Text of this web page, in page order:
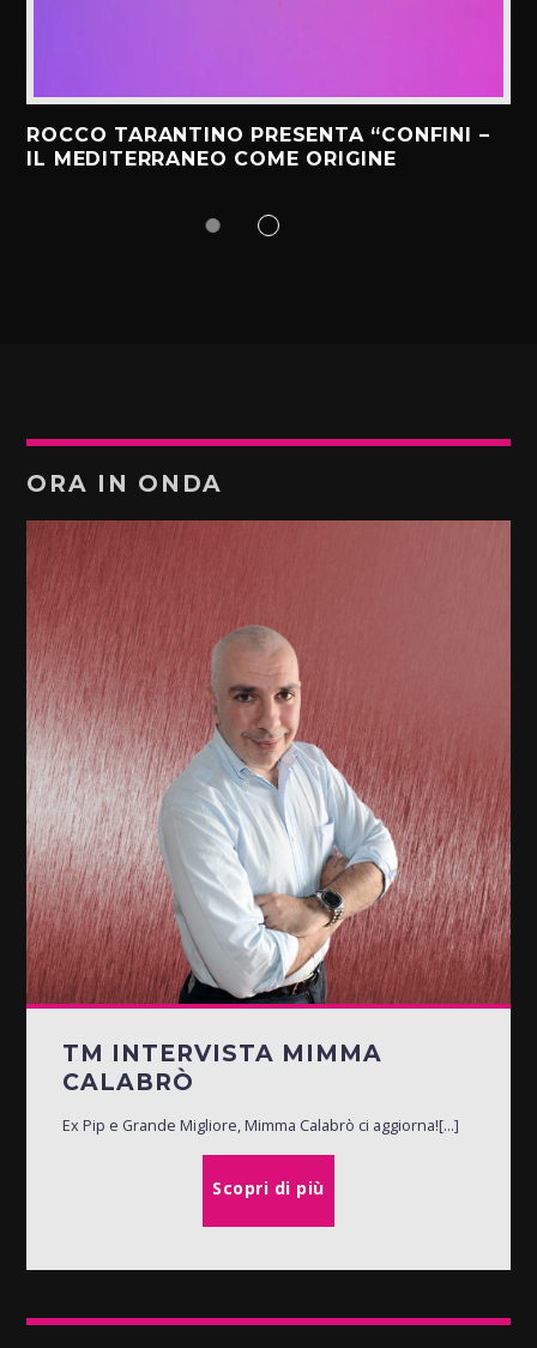
ROCCO TARANTINO PRESENTA “CONFINI –
IL MEDITERRANEO COME ORIGINE
ORA IN ONDA
TM INTERVISTA MIMMA
CALABRÒ
Ex Pip e Grande Migliore, Mimma Calabrò ci aggiorna![...]
Scopri di più